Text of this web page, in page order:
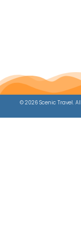
© 2026 Scenic Travel.